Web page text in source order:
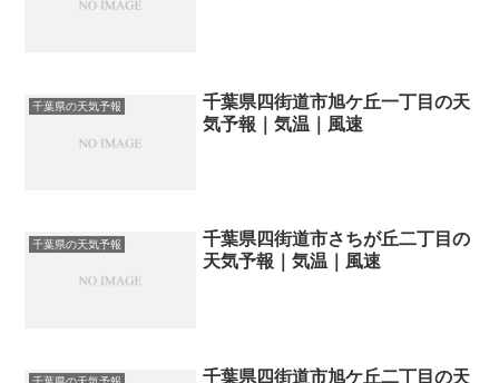
千葉県の天気予報
千葉県四街道市旭ケ丘一丁目の天
気予報｜気温｜風速
千葉県の天気予報
千葉県四街道市さちが丘二丁目の
天気予報｜気温｜風速
千葉県四街道市旭ケ丘二丁目の天